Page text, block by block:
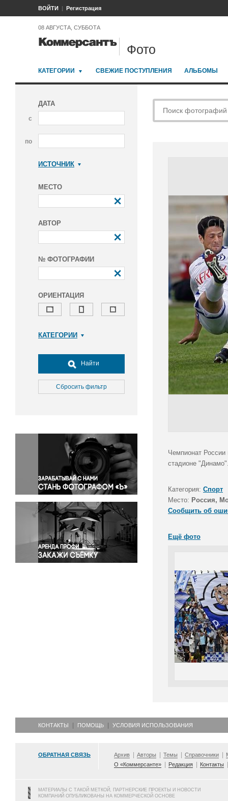
ВОЙТИ Регистрация
08 АВГУСТА, СУББОТА
Фото
КАТЕГОРИИ СВЕЖИЕ ПОСТУПЛЕНИЯ АЛЬБОМЫ
ДАТА
с
по
ИСТОЧНИК
МЕСТО
АВТОР
№ ФОТОГРАФИИ
ОРИЕНТАЦИЯ
КАТЕГОРИИ
Досуг, туризм и отдых
Культура
Медицина
Окружающая среда
Политика
Правосудие
Происшествия и конфликты
Религия
Светская жизнь
Спорт
Экология
Экономика и бизнес
Найти
Сбросить фильтр
Чемпионат
стадионе
Категория: Спорт
Место: Россия,
Сообщить об
Ещё фото
КОНТАКТЫ ПОМОЩЬ УСЛОВИЯ ИСПОЛЬЗОВАНИЯ
ОБРАТНАЯ СВЯЗЬ Архив Авторы Темы Справочники
О «Коммерсанте»
Редакция Контакты
МАТЕРИАЛЫ С ТАКОЙ МЕТКОЙ, ПАРТНЕРСКИЕ ПРОЕКТЫ И НОВОСТИ
КОМПАНИЙ ОПУБЛИКОВАНЫ НА КОММЕРЧЕСКОЙ ОСНОВЕ